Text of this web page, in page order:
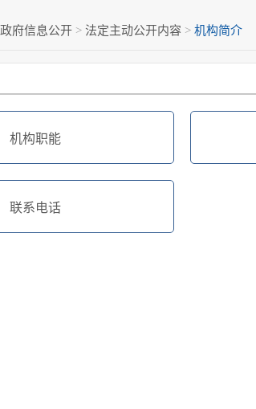
政府信息公开> 法定主动公开内容 > 机构简介
机构职能
联系电话